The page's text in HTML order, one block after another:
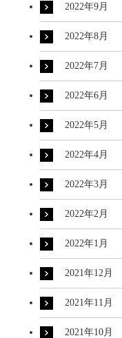
2022年9月
2022年8月
2022年7月
2022年6月
2022年5月
2022年4月
2022年3月
2022年2月
2022年1月
2021年12月
2021年11月
2021年10月